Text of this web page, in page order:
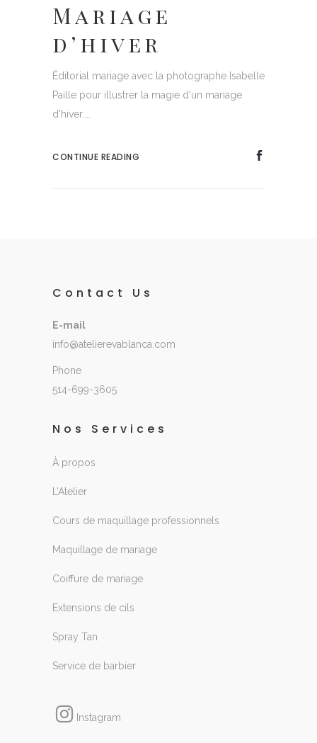
Mariage
d’hiver
Éditorial mariage avec la photographe Isabelle
Paille pour illustrer la magie d'un mariage
d'hiver....
CONTINUE READING
Contact Us
E-mail
info@atelierevablanca.com
Phone
514-699-3605
Nos Services
À propos
L’Atelier
Cours de maquillage professionnels
Maquillage de mariage
Coiffure de mariage
Extensions de cils
Spray Tan
Service de barbier
Instagram